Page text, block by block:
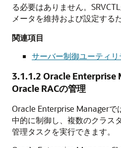
る必要はありません。
メータを維持および設定する
関連項目
サーバー制御ユーティ
3.1.1.2 Oracle Enterprise
Oracle RACの管理
Oracle Enterprise Managerで
中的に制御し、複数のクラス
管理タスクを実行できます。